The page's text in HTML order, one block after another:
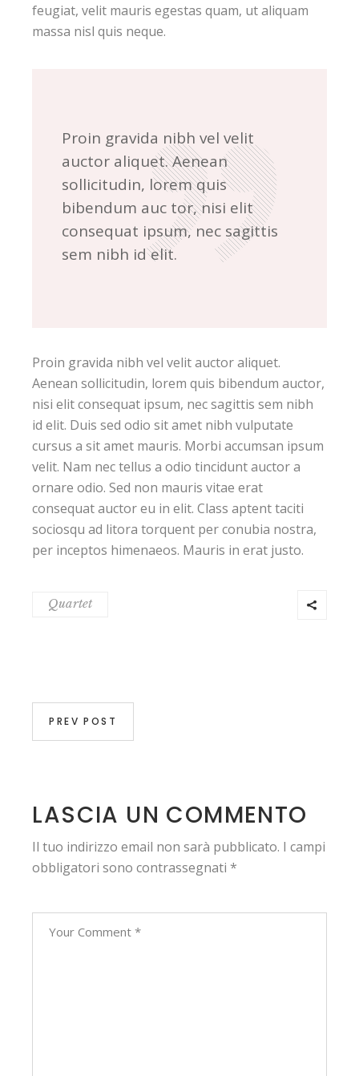
feugiat, velit mauris egestas quam, ut aliquam
massa nisl quis neque.
Proin gravida nibh vel velit
auctor aliquet. Aenean
sollicitudin, lorem quis
bibendum auc tor, nisi elit
consequat ipsum, nec sagittis
sem nibh id elit.
Proin gravida nibh vel velit auctor aliquet.
Aenean sollicitudin, lorem quis bibendum auctor,
nisi elit consequat ipsum, nec sagittis sem nibh
id elit. Duis sed odio sit amet nibh vulputate
cursus a sit amet mauris. Morbi accumsan ipsum
velit. Nam nec tellus a odio tincidunt auctor a
ornare odio. Sed non mauris vitae erat
consequat auctor eu in elit. Class aptent taciti
sociosqu ad litora torquent per conubia nostra,
per inceptos himenaeos. Mauris in erat justo.
Quartet
PREV POST
LASCIA UN COMMENTO
Il tuo indirizzo email non sarà pubblicato. I campi
obbligatori sono contrassegnati *